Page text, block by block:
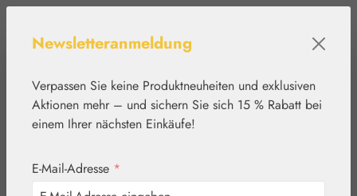
Newsletteranmeldung
Verpassen Sie keine Produktneuheiten und exklusiven
Aktionen mehr – und sichern Sie sich 15 % Rabatt bei
einem Ihrer nächsten Einkäufe!
E-Mail-Adresse *